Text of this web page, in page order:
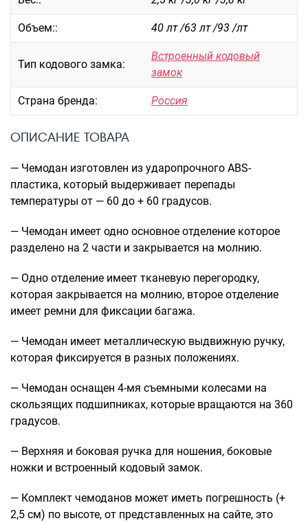
Рюкзаки
Рюкзаки городские
Рюкзаки школьные
Рюкзаки подростковые
Ранцы школьные
Рюкзаки детские
Рюкзаки туристические
Рюкзаки на колесах
ШОППЕРЫ
Кейсы
Планшеты
Аксессуары
Чехлы для чемоданов
Мешки для обуви
Пеналы для школы
Объем:: 40 лт /63 лт /93 /лт
Тип кодового замка:
Встроенный кодовый
замок
Страна бренда: Россия
ОПИСАНИЕ ТОВАРА
— Чемодан изготовлен из ударопрочного ABS-
пластика, который выдерживает перепады
температуры от — 60 до + 60 градусов.
— Чемодан имеет одно основное отделение которое
разделено на 2 части и закрывается на молнию.
— Одно отделение имеет тканевую перегородку,
которая закрывается на молнию, второе отделение
имеет ремни для фиксации багажа.
— Чемодан имеет металлическую выдвижную ручку,
которая фиксируется в разных положениях.
— Чемодан оснащен 4-мя съемными колесами на
скользящих подшипниках, которые вращаются на 360
градусов.
— Верхняя и боковая ручка для ношения, боковые
ножки и встроенный кодовый замок.
— Комплект чемоданов может иметь погрешность (+
2,5 см) по высоте, от представленных на сайте, это